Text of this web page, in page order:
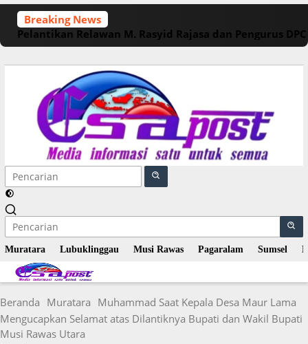
Langsung
konten
Breaking News
Pelantikan Relawan M. Rasyid Rajasa dan Pengurus
Muratara Lubuklinggau Musi Rawas Pagaralam Sumsel
Beranda Muratara Muhammad Saat Kepala Desa Maur Lama
Mengucapkan Selamat atas Dilantiknya Bupati dan Wakil Bupati
Musi Rawas Utara